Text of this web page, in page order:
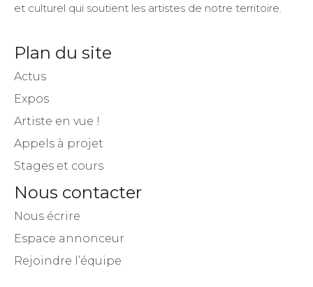
et culturel qui soutient les artistes de notre territoire.
Plan du site
Actus
Expos
Artiste en vue !
Appels à projet
Stages et cours
Nous contacter
Nous écrire
Espace annonceur
Rejoindre l’équipe